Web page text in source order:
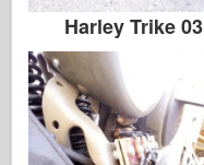
Harley Trike 03